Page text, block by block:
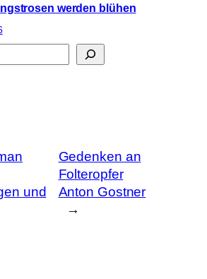
werden blühen
und
Gedenken an
Folteropfer
Anton Gostner
→